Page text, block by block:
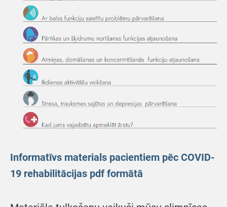
Informatīvs materials pacientiem pēc COVID-
19 rehabilitācijas pdf formātā